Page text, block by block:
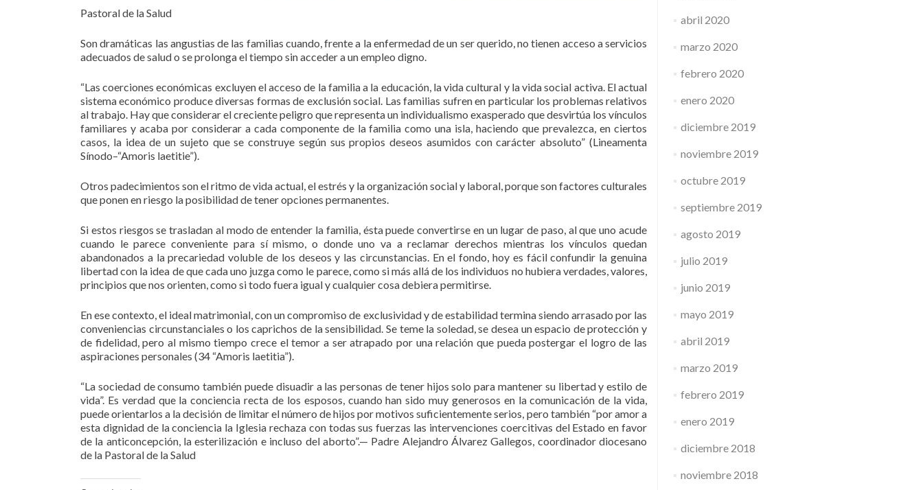
Pastoral de la Salud
Son dramáticas las angustias de las familias cuando, frente a la enfermedad de un ser querido, no tienen acceso a servicios
adecuados de salud o se prolonga el tiempo sin acceder a un empleo digno.
“Las coerciones económicas excluyen el acceso de la familia a la educación, la vida cultural y la vida social activa. El actual
sistema económico produce diversas formas de exclusión social. Las familias sufren en particular los problemas relativos
al trabajo. Hay que considerar el creciente peligro que representa un individualismo exasperado que desvirtúa los vínculos
familiares y acaba por considerar a cada componente de la familia como una isla, haciendo que prevalezca, en ciertos
casos, la idea de un sujeto que se construye según sus propios deseos asumidos con carácter absoluto” (Lineamenta
Sínodo–“Amoris laetitie”).
Otros padecimientos son el ritmo de vida actual, el estrés y la organización social y laboral, porque son factores culturales
que ponen en riesgo la posibilidad de tener opciones permanentes.
Si estos riesgos se trasladan al modo de entender la familia, ésta puede convertirse en un lugar de paso, al que uno acude
cuando le parece conveniente para sí mismo, o donde uno va a reclamar derechos mientras los vínculos quedan
abandonados a la precariedad voluble de los deseos y las circunstancias. En el fondo, hoy es fácil confundir la genuina
libertad con la idea de que cada uno juzga como le parece, como si más allá de los individuos no hubiera verdades, valores,
principios que nos orienten, como si todo fuera igual y cualquier cosa debiera permitirse.
En ese contexto, el ideal matrimonial, con un compromiso de exclusividad y de estabilidad termina siendo arrasado por las
conveniencias circunstanciales o los caprichos de la sensibilidad. Se teme la soledad, se desea un espacio de protección y
de fidelidad, pero al mismo tiempo crece el temor a ser atrapado por una relación que pueda postergar el logro de las
aspiraciones personales (34 “Amoris laetitia”).
“La sociedad de consumo también puede disuadir a las personas de tener hijos solo para mantener su libertad y estilo de
vida”. Es verdad que la conciencia recta de los esposos, cuando han sido muy generosos en la comunicación de la vida,
puede orientarlos a la decisión de limitar el número de hijos por motivos suficientemente serios, pero también “por amor a
esta dignidad de la conciencia la Iglesia rechaza con todas sus fuerzas las intervenciones coercitivas del Estado en favor
de la anticoncepción, la esterilización e incluso del aborto”.— Padre Alejandro Álvarez Gallegos, coordinador diocesano
de la Pastoral de la Salud
abril 2020
marzo 2020
febrero 2020
enero 2020
diciembre 2019
noviembre 2019
octubre 2019
septiembre 2019
agosto 2019
julio 2019
junio 2019
mayo 2019
abril 2019
marzo 2019
febrero 2019
enero 2019
diciembre 2018
noviembre 2018